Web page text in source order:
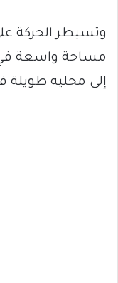
وتسيطر الحركة
مساحة واسعة
إلى محلية طويلة